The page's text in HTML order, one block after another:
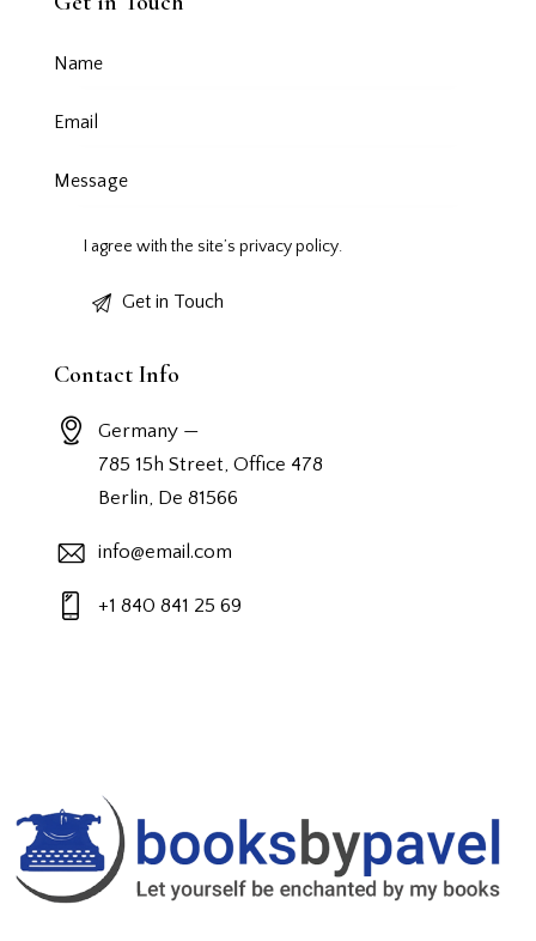
I agree with the site’sprivacy policy.
Contact Info
Germany —
785 15h Street, Office 478
Berlin, De 81566
info@email.com
+1 840 841 25 69